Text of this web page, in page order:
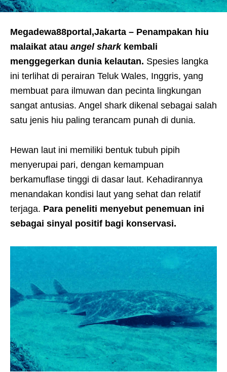
Megadewa88portal,Jakarta – Penampakan hiu
malaikat atau angel sharkkembali
menggegerkan dunia kelautan. Spesies langka
ini terlihat di perairan Teluk Wales, Inggris, yang
membuat para ilmuwan dan pecinta lingkungan
sangat antusias. Angel shark dikenal sebagai salah
satu jenis hiu paling terancam punah di dunia.
Hewan laut ini memiliki bentuk tubuh pipih
menyerupai pari, dengan kemampuan
berkamuflase tinggi di dasar laut. Kehadirannya
menandakan kondisi laut yang sehat dan relatif
terjaga. Para peneliti menyebut penemuan ini
sebagai sinyal positif bagi konservasi.